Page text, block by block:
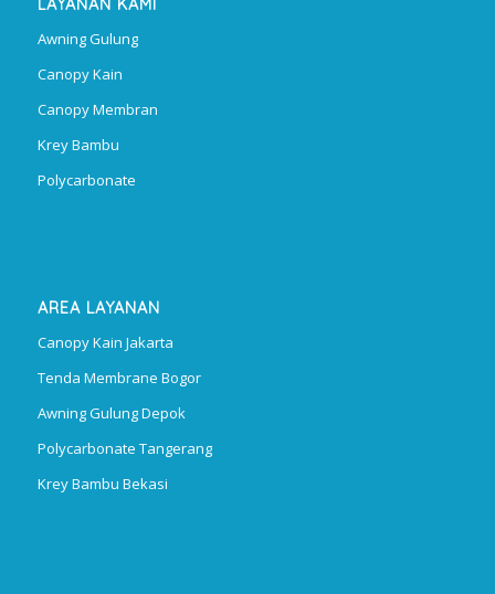
LAYANAN KAMI
Awning Gulung
Canopy Kain
Canopy Membran
Krey Bambu
Polycarbonate
AREA LAYANAN
Canopy Kain Jakarta
Tenda Membrane Bogor
Awning Gulung Depok
Polycarbonate Tangerang
Krey Bambu Bekasi